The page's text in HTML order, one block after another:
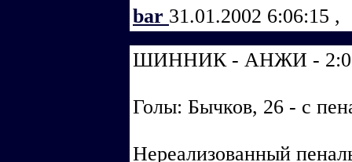
bar 31.01.2002 6:06:15 ,
ШИННИК - АНЖИ - 2:0
Голы: Бычков, 26 - с
Нереализованный